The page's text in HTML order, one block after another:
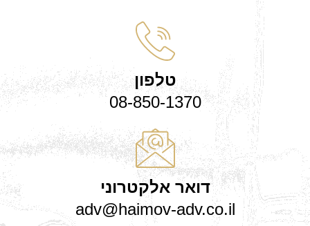
טלפון
08-850-1370
דואר אלקטרוני
adv@haimov-adv.co.il